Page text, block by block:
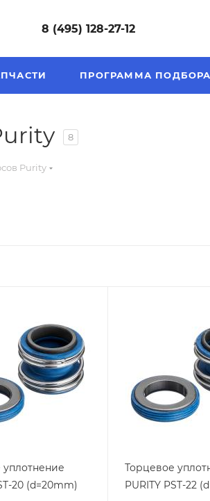
8 (495) 128-27-12
ПРОГРАММА ПОДБОРА
8
Purity
20 (d=20mm)
Торцевое
PURITY PST-22